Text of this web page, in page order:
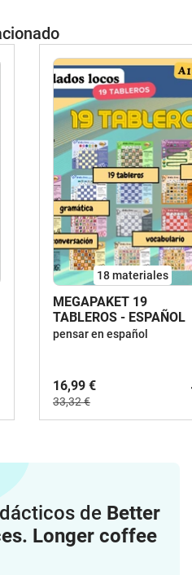
Cindy Seidler Better
18 materiales
MEGAPAKET 19
TABLEROS - ESPAÑOL
pensar en español
16,99 €
33,32 €
de Better
Longer coffee